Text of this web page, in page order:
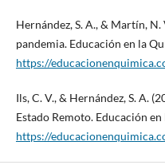
Hernández, S. A., & Martín,
pandemia. Educación en la
https://
Ils, C. V., & Hernández, S. A.
Estado Remoto. Educación
https://